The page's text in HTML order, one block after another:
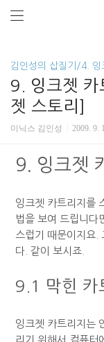
김인성의 삽질기/4. 잉
9. 잉크젯 카
젯 스토리]
미닉스 김인성 2009. 9.
9. 잉크젯
잉크젯 카트리지를
법을 보여 드립니다
스럽기 때문이지요.
다. 같이 보시죠.
9.1 막힌 카
잉크젯 카트리지는
리기 위해서 컴퓨터